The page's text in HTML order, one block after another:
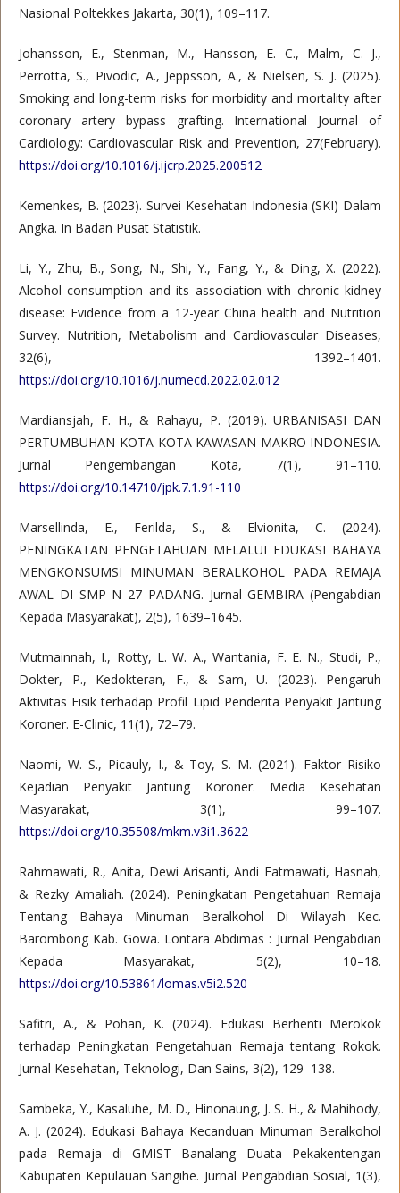
Nasional Poltekkes Jakarta, 30(1), 109–117.
Johansson, E., Stenman, M., Hansson, E. C., Malm, C. J.,
Perrotta, S., Pivodic, A., Jeppsson, A., & Nielsen, S. J. (2025).
Smoking and long-term risks for morbidity and mortality after
coronary artery bypass grafting. International Journal of
Cardiology: Cardiovascular Risk and Prevention, 27(February).
https://doi.org/10.1016/j.ijcrp.2025.200512
Kemenkes, B. (2023). Survei Kesehatan Indonesia (SKI) Dalam
Angka. In Badan Pusat Statistik.
Li, Y., Zhu, B., Song, N., Shi, Y., Fang, Y., & Ding, X. (2022).
Alcohol consumption and its association with chronic kidney
disease: Evidence from a 12-year China health and Nutrition
Survey. Nutrition, Metabolism and Cardiovascular Diseases,
32(6), 1392–1401.
https://doi.org/10.1016/j.numecd.2022.02.012
Mardiansjah, F. H., & Rahayu, P. (2019). URBANISASI DAN
PERTUMBUHAN KOTA-KOTA KAWASAN MAKRO INDONESIA.
Jurnal Pengembangan Kota, 7(1), 91–110.
https://doi.org/10.14710/jpk.7.1.91-110
Marsellinda, E., Ferilda, S., & Elvionita, C. (2024).
PENINGKATAN PENGETAHUAN MELALUI EDUKASI BAHAYA
MENGKONSUMSI MINUMAN BERALKOHOL PADA REMAJA
AWAL DI SMP N 27 PADANG. Jurnal GEMBIRA (Pengabdian
Kepada Masyarakat), 2(5), 1639–1645.
Mutmainnah, I., Rotty, L. W. A., Wantania, F. E. N., Studi, P.,
Dokter, P., Kedokteran, F., & Sam, U. (2023). Pengaruh
Aktivitas Fisik terhadap Profil Lipid Penderita Penyakit Jantung
Koroner. E-Clinic, 11(1), 72–79.
Naomi, W. S., Picauly, I., & Toy, S. M. (2021). Faktor Risiko
Kejadian Penyakit Jantung Koroner. Media Kesehatan
Masyarakat, 3(1), 99–107.
https://doi.org/10.35508/mkm.v3i1.3622
Rahmawati, R., Anita, Dewi Arisanti, Andi Fatmawati, Hasnah,
& Rezky Amaliah. (2024). Peningkatan Pengetahuan Remaja
Tentang Bahaya Minuman Beralkohol Di Wilayah Kec.
Barombong Kab. Gowa. Lontara Abdimas : Jurnal Pengabdian
Kepada Masyarakat, 5(2), 10–18.
https://doi.org/10.53861/lomas.v5i2.520
Safitri, A., & Pohan, K. (2024). Edukasi Berhenti Merokok
terhadap Peningkatan Pengetahuan Remaja tentang Rokok.
Jurnal Kesehatan, Teknologi, Dan Sains, 3(2), 129–138.
Sambeka, Y., Kasaluhe, M. D., Hinonaung, J. S. H., & Mahihody,
A. J. (2024). Edukasi Bahaya Kecanduan Minuman Beralkohol
pada Remaja di GMIST Banalang Duata Pekakentengan
Kabupaten Kepulauan Sangihe. Jurnal Pengabdian Sosial, 1(3),